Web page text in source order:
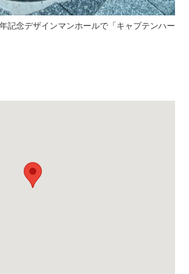
記念デザインマンホールで「キャプテンハー